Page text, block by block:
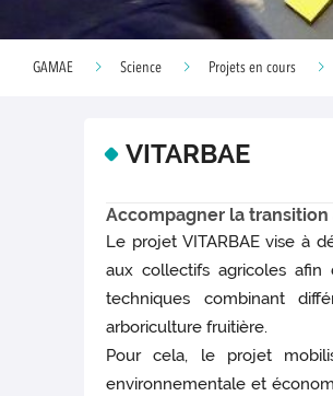
GAMAE Science Projets en cours
VITARBAE
Accompagner la
Le projet VITARBAE vise à
aux collectifs agricoles
techniques combinant
arboriculture fruitière.
Pour cela, le projet
environnementale et